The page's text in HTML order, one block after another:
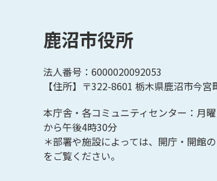
鹿沼市役所
法人番号：6000020092053
【住所】〒322-8601 栃木県鹿沼市今宮
本庁舎・各コミュニティセンター：月
から午後4時30分
＊部署や施設によっては、開庁・開館
をご覧ください。